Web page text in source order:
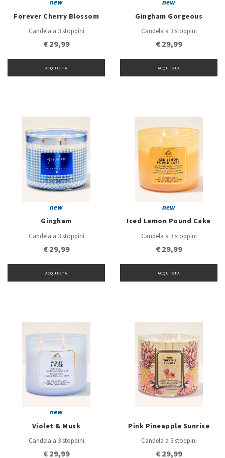
new
Forever Cherry Blossom
Candela a 3 stoppini
€ 29,99
ACQUISTA
new
Gingham Gorgeous
Candela a 3 stoppini
€ 29,99
ACQUISTA
new
Gingham
Candela a 3 stoppini
€ 29,99
ACQUISTA
new
Iced Lemon Pound Cake
Candela a 3 stoppini
€ 29,99
ACQUISTA
new
Violet & Musk
Candela a 3 stoppini
€ 29,99
Pink Pineapple Sunrise
Candela a 3 stoppini
€ 29,99